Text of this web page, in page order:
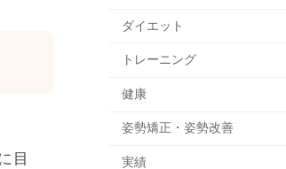
目
ダイエット
トレーニング
健康
姿勢矯正・姿勢改善
実績